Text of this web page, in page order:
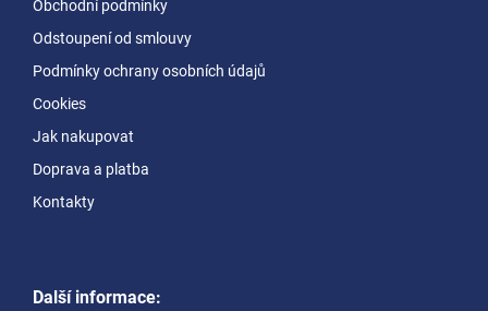
Obchodní podmínky
Odstoupení od smlouvy
Podmínky ochrany osobních údajů
Cookies
Jak nakupovat
Doprava a platba
Kontakty
Další informace: